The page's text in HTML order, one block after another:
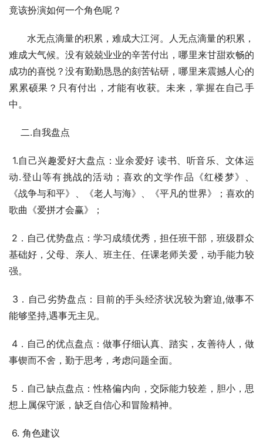
竟该扮演如何一个角色呢？
水无点滴量的积累，难成大江河。人无点滴量的积累，
难成大气候。没有兢兢业业的辛苦付出，哪里来甘甜欢畅的
成功的喜悦？没有勤勤恳恳的刻苦钻研，哪里来震撼人心的
累累硕果？只有付出，才能有收获。未来，掌握在自己手
中。
二.自我盘点
1.自己兴趣爱好大盘点：业余爱好 读书、听音乐、文体运
动.登山等有挑战的活动；喜欢的文学作品《红楼梦》、
《战争与和平》、《老人与海》、《平凡的世界》；喜欢的
歌曲《爱拼才会赢》；
2．自己优势盘点：学习成绩优秀，担任班干部，班级群众
基础好，父母、亲人、班主任、任课老师关爱，动手能力较
强。
3．自己劣势盘点：目前的手头经济状况较为窘迫,做事不
能够坚持,遇事无主见。
4．自己的优点盘点：做事仔细认真、踏实，友善待人，做
事锲而不舍，勤于思考，考虑问题全面。
5．自己缺点盘点：性格偏内向，交际能力较差，胆小，思
想上属保守派，缺乏自信心和冒险精神。
6. 角色建议